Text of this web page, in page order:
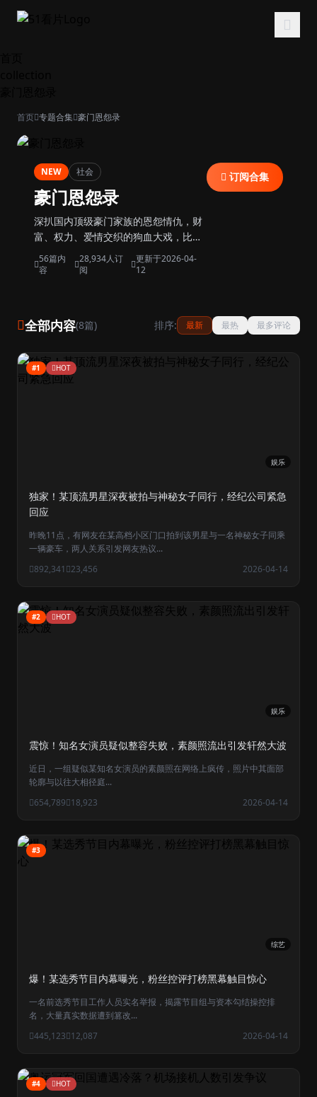
跳过导航
首页 专题合集 豪门恩怨录
NEW 社会
豪门恩怨录
深扒国内顶级豪门家族的恩怨情仇，财
富、权力、爱情交织的狗血大戏，比电
视剧还精彩。
56篇内
容
28,934人订
阅
更新于2026-04-
12
订阅合集
全部内容(8篇) 排序: 最新 最热 最多评论
#1 HOT
娱乐
独家！某顶流男星深夜被拍与神秘女子同行，经纪公司紧急
回应
昨晚11点，有网友在某高档小区门口拍到该男星与一名神秘女子同乘
一辆豪车，两人关系引发网友热议...
892,341 23,456 2026-04-14
#2 HOT
娱乐
震惊！知名女演员疑似整容失败，素颜照流出引发轩然大波
近日，一组疑似某知名女演员的素颜照在网络上疯传，照片中其面部
轮廓与以往大相径庭...
654,789 18,923 2026-04-14
#3
综艺
爆！某选秀节目内幕曝光，粉丝控评打榜黑幕触目惊心
一名前选秀节目工作人员实名举报，揭露节目组与资本勾结操控排
名，大量真实数据遭到篡改...
445,123 12,087 2026-04-14
#4 HOT